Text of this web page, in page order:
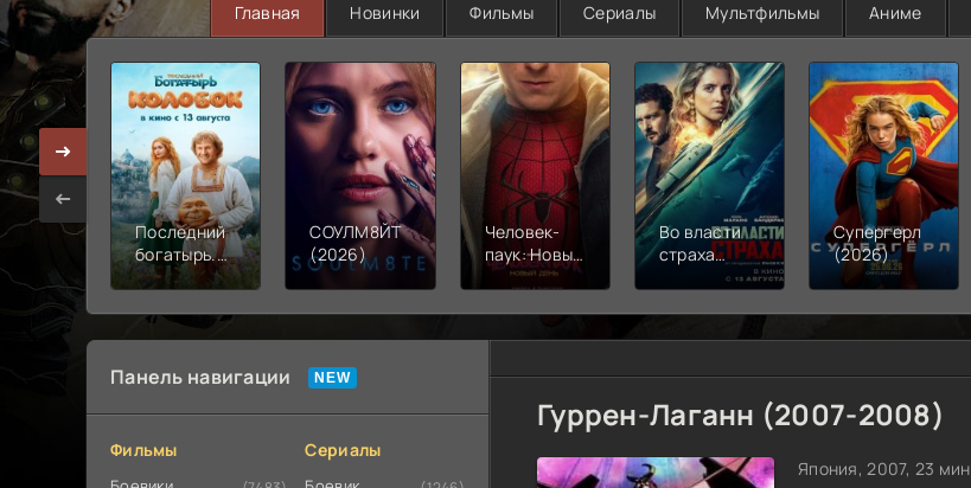
Главная Новинки Фильмы Сериалы Мультфильмы Аниме
Последний
богатырь.
Колобок
СОУЛМ8ЙТ
(2026)
Человек-
паук: Новый
день (2026)
Во власти
страха
Супергерл
(2026)
Панель навигации
Фильмы Сериалы
Гуррен-Лаганн (2007-2008)
Япония, 2007, 23 мин